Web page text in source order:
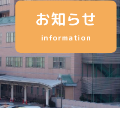
お知らせ
information